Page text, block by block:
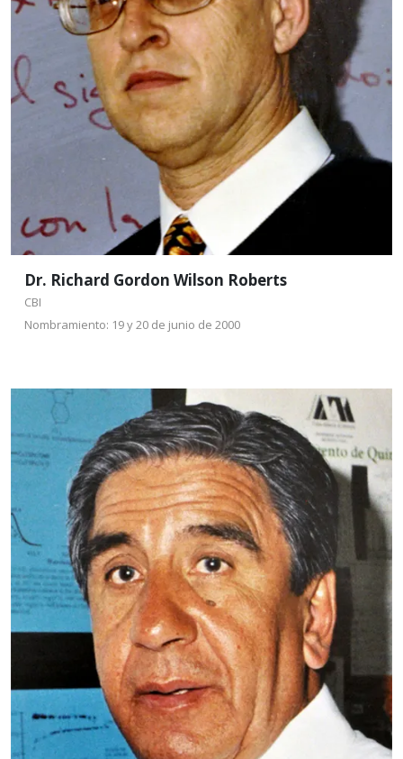
Dr. Richard Gordon Wilson Roberts
CBI
Nombramiento: 19 y 20 de junio de 2000
Tiene el Bachelor of Science (con honores de
primera clase), Universidad de Liverpool, 1965, y el
Doctorado en Filosofía, por la Universidad de Texas,
Austin, EUA, 1970.
Leer más
Dr. Antonio
Campero Celis
CBI
Nombramiento: 22 de marzo
de 2001
Nació el 2 de octubre de 1935. Realizó sus estudios
de Doctorado en la Faculté des Sciences, Université
de París (1959-1962). Certificat de Chimie Minérale
Pure. Docteur en Chimie (Minérale).
Leer más